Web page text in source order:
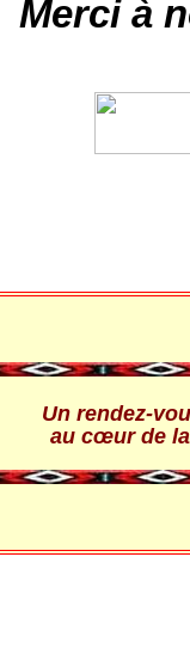
Merci à
Un rendez-
au cœur de